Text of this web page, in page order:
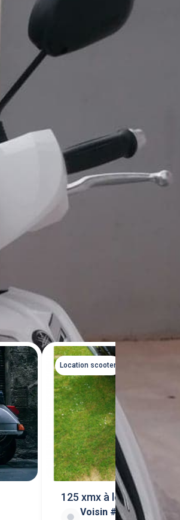
Tout voir
Location scooter
125 xmx à louer région
perpignan
Voisin #513390